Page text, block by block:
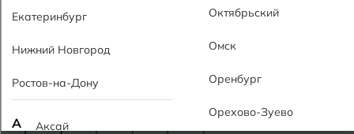
Екатеринбург
Нижний Новгород
Ростов-на-Дону
А Аксай
Октябрьский
Омск
Оренбург
Орехово-Зуево